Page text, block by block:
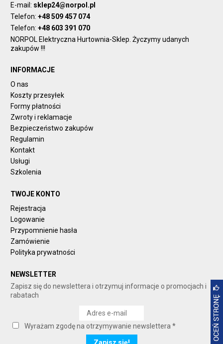
E-mail: sklep24@norpol.pl
Telefon:+48 509 457 074
Telefon:+48 603 391 070
NORPOL Elektryczna Hurtownia-Sklep. Życzymy udanych
zakupów !!!
INFORMACJE
O nas
Koszty przesyłek
Formy płatności
Zwroty i reklamacje
Bezpieczeństwo zakupów
Regulamin
Kontakt
Usługi
Szkolenia
TWOJE KONTO
Rejestracja
Logowanie
Przypomnienie hasła
Zamówienie
Polityka prywatności
NEWSLETTER
Zapisz się do newslettera i otrzymuj informacje o promocjach i
rabatach
Wyrażam zgodę na otrzymywanie newslettera *